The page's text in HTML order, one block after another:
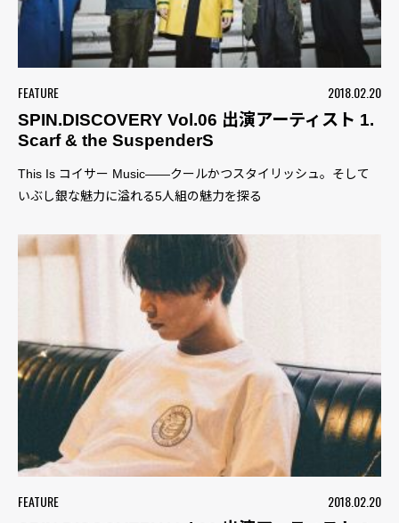
FEATURE
2018.02.20
SPIN.DISCOVERY Vol.06 出演アーティスト 1.
Scarf & the SuspenderS
This Is コイサー Music――クールかつスタイリッシュ。そして
いぶし銀な魅力に溢れる5人組の魅力を探る
FEATURE
2018.02.20